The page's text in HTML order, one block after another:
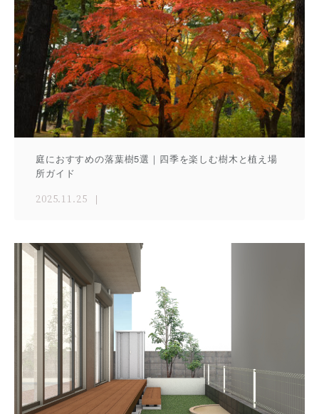
庭におすすめの落葉樹5選｜四季を楽しむ樹木と植え場
所ガイド
2025.11.25